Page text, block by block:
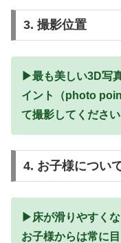
3. 撮影位置
▶︎最も美しい3D写
イント（photo
て撮影してください
4. お子様につい
▶︎床が滑りやすく
お子様からは常に